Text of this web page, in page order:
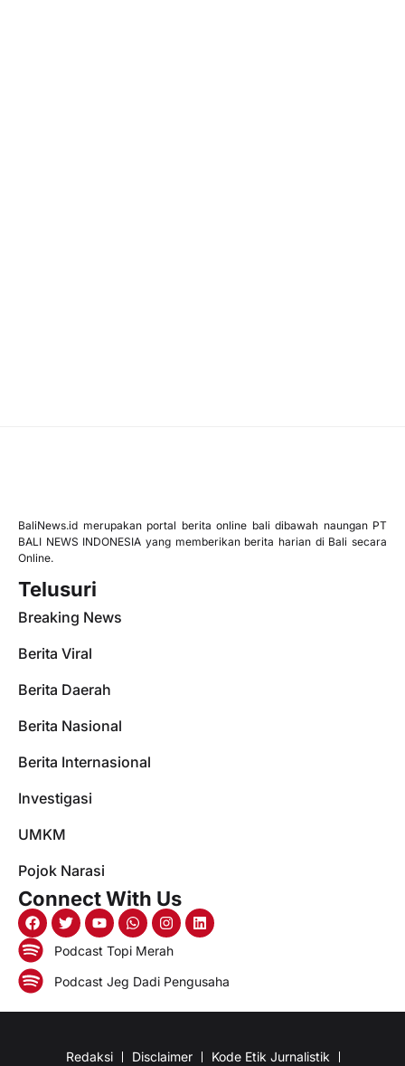
BaliNews.id merupakan portal berita online bali dibawah naungan PT
BALI NEWS INDONESIA yang memberikan berita harian di Bali secara
Online.
Telusuri
Breaking News
Berita Viral
Berita Daerah
Berita Nasional
Berita Internasional
Investigasi
UMKM
Pojok Narasi
Connect With Us
Podcast Topi Merah
Podcast Jeg Dadi Pengusaha
Redaksi Disclaimer Kode Etik Jurnalistik